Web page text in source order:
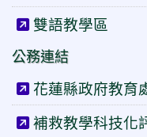
雙語教學區
公務連結
花蓮縣政府教育
補救教學科技化